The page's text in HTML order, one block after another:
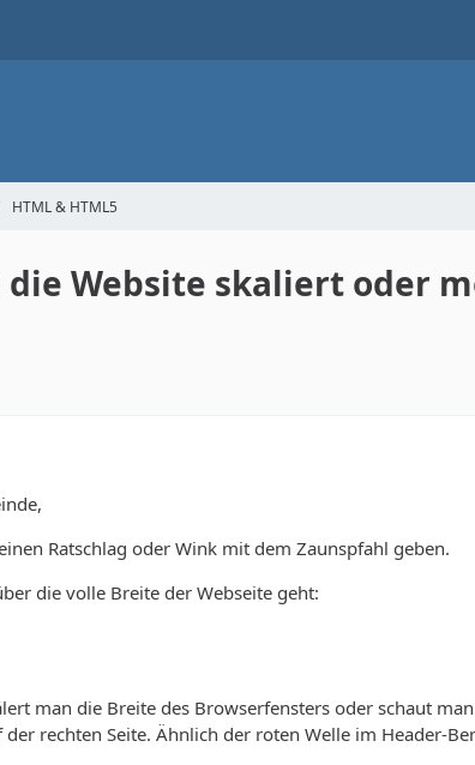
HTML & HTML5
Website skaliert oder
Ratschlag oder Wink mit dem Zaunspfahl geben.
die volle Breite der Webseite geht:
man die Breite des Browserfensters oder schaut
rechten Seite. Ähnlich der roten Welle im Header-